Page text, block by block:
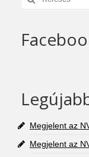
Megjelent az
Megjelent az